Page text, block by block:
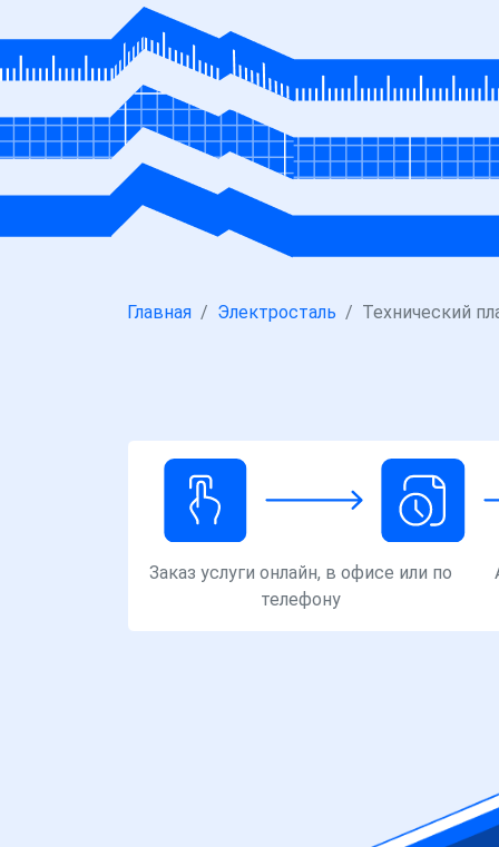
Главная Электросталь Технический
Заказ услуги онлайн, в офисе или по
телефону